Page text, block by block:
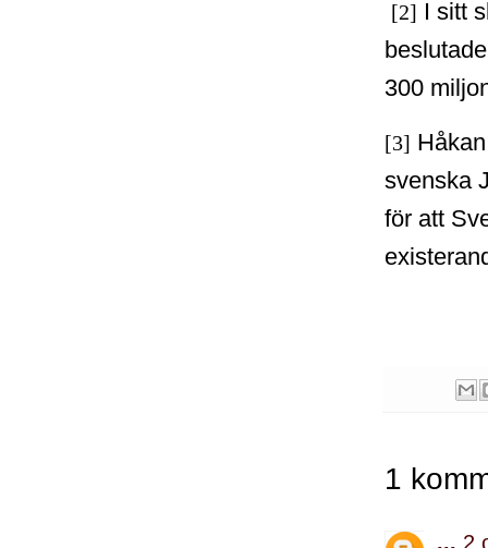
[2] I sitt
300
[3]
svenska
för att
1
... 2